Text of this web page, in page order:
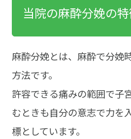
当院の麻酔分娩の
麻酔分娩とは、麻酔で分娩
方法です。
許容できる痛みの範囲で子
むときも自分の意志で力を
標としています。